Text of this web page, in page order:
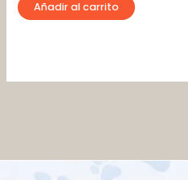
Añadir al carrito